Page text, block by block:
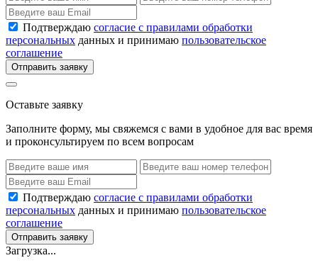
Подтверждаю согласие с правилами обработки
персональных данных и принимаю пользовательское
соглашение
Отправить заявку
Оставьте заявку
Заполните форму, мы свяжемся с вами в удобное для вас время
и проконсультируем по всем вопросам
Подтверждаю согласие с правилами обработки
персональных данных и принимаю пользовательское
соглашение
Отправить заявку
Загрузка...